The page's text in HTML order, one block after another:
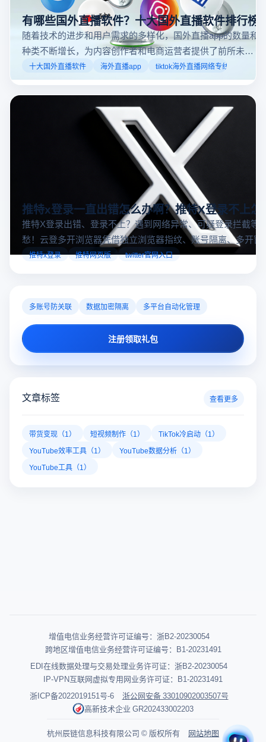
有哪些国外直播软件？十大国外直播软件排行榜
随着技术的进步和用户需求的多样化，国外直播app的数量和
种类不断增长，为内容创作者和电商运营者提供了前所未有
的机遇。如果你是一个跨境电商从业者，想要了解2025年十
大国外直播软件排行榜，那么你来对地方了！接下来跟着云
登多开浏览器一起来了解海外直播平台哪些最受欢迎。
十大国外直播软件 海外直播app tiktok海外直播网络专线
推特x登录一直出错怎么办啊？推特X登录不上怎
推特X登录出错、登录不上？遇到网络异常、可疑登录拦截等
愁！云登多开浏览器凭借独立浏览器指纹、账号隔离、多开窗
对性解决登录难题，让推特X登录更稳定安全～
推特x登录 推特网页版 twitter官网入口
多账号防关联 数据加密隔离 多平台自动化管理
注册领取礼包
文章标签 查看更多
带货变现（1） 短视频制作（1）
TikTok冷启动（1）
YouTube效率工具（1）
YouTube数据分析（1）
YouTube工具（1）
增值电信业务经营许可证编号：浙B2-20230054
跨地区增值电信业务经营许可证编号：B1-20231491
EDI在线数据处理与交易处理业务许可证：浙B2-20230054
IP-VPN互联网虚拟专用网业务许可证：B1-20231491
浙ICP备2022019151号-6
浙公网安备 33010902003507号
高新技术企业 GR202433002203
杭州辰链信息科技有限公司 © 版权所有 网站地图